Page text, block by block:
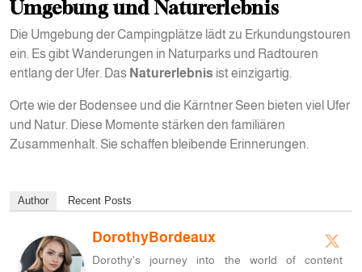
Umgebung und Naturerlebnis
Die Umgebung der Campingplätze lädt zu Erkundungstouren
ein. Es gibt Wanderungen in Naturparks und Radtouren
entlang der Ufer. Das Naturerlebnis ist einzigartig.
Orte wie der Bodensee und die Kärntner Seen bieten viel Ufer
und Natur. Diese Momente stärken den familiären
Zusammenhalt. Sie schaffen bleibende Erinnerungen.
Author Recent Posts
DorothyBordeaux
Dorothy's journey into the world of content